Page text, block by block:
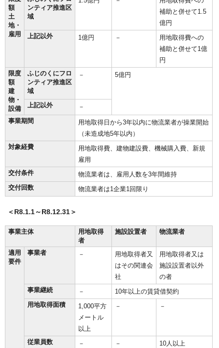
額
土
地・
雇用
ンティア推進区
域
補助と併せて1.5
億円
上記以外
1億円 －
用地取得費への
補助と併せて1億
円
限度
額
建
物・
設備
ふじのくにフロ
ンティア推進区
域
－ 5億円
上記以外
－
事業期間
用地取得日から3年以内に物流業者が操業開始
（未造成地5年以内）
対象経費
用地取得費、建物建設費、機械購入費、新規
雇用
交付条件
物流業者は、雇用人数を3年間維持
交付回数
物流業者は1企業1回限り
＜R8.1.1～R8.12.31＞
事業主体
用地取得
者
施設設置者 物流業者
適用
要件
事業者 －
用地取得者又
はその関連会
社
用地取得者又は
施設設置者以外
の者
事業継続
－
10年以上の賃貸借契約
用地取得面積
1,000平方
メートル
以上
－ －
従業員数 － －
10人以上